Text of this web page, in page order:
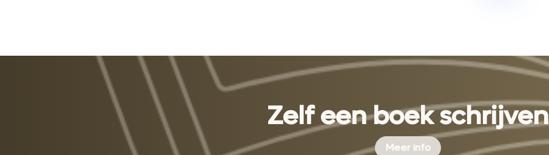
Zelf een boek schrijven
Meer info